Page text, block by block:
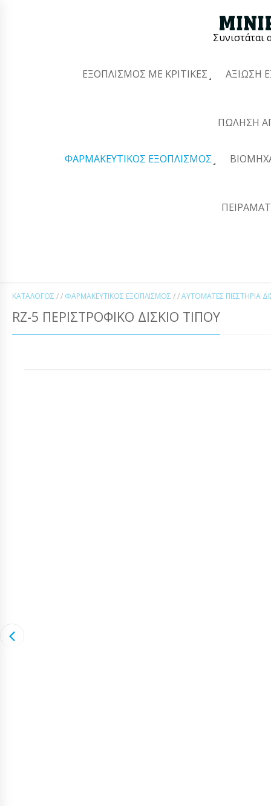
Συνιστάται
ΕΞΟΠΛΙΣΜΌΣ ΜΕ ΚΡΙΤΙΚΈΣ ΑΞΊΩΣΗ
ΠΏΛΗΣΗ
ΦΑΡΜΑΚΕΥΤΙΚΌΣ ΕΞΟΠΛΙΣΜΌΣ
ΚΑΤΆΛΟΓΟΣ / / ΦΑΡΜΑΚΕΥΤΙΚΌΣ ΕΞΟΠΛΙΣΜΌΣ / /ΑΥΤΌΜΑΤΕΣ ΠΙΕΣΤΉΡΙΑ
RZ-5 ΠΕΡΙΣΤΡΌΦΙΚΟ ΔΊΣΚΙΟ ΤΙΠΟΎ